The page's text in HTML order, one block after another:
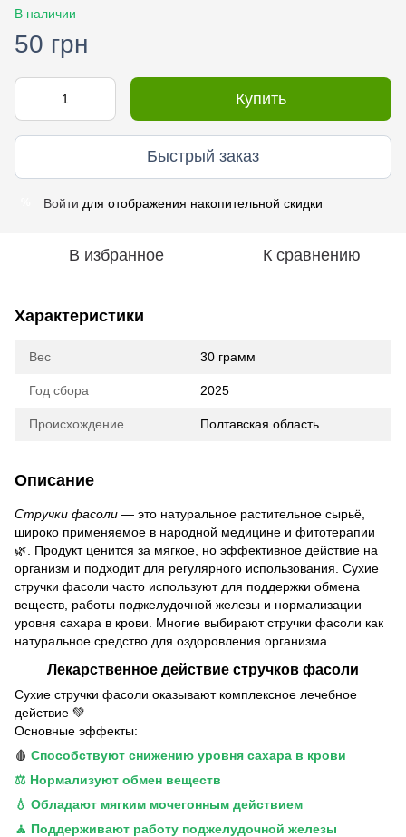
В наличии
50 грн
Купить
Быстрый заказ
Войти для отображения накопительной скидки
В избранное К сравнению
Характеристики
Вес 30 грамм
Год сбора 2025
Происхождение Полтавская область
Описание
Стручки фасоли — это натуральное растительное сырьё,
широко применяемое в народной медицине и фитотерапии
🌿. Продукт ценится за мягкое, но эффективное действие на
организм и подходит для регулярного использования. Сухие
стручки фасоли часто используют для поддержки обмена
веществ, работы поджелудочной железы и нормализации
уровня сахара в крови. Многие выбирают стручки фасоли как
натуральное средство для оздоровления организма.
Лекарственное действие стручков фасоли
Сухие стручки фасоли оказывают комплексное лечебное
действие 💚
Основные эффекты:
🩸 Способствуют снижению уровня сахара в крови
⚖️ Нормализуют обмен веществ
💧 Обладают мягким мочегонным действием
🧘 Поддерживают работу поджелудочной железы